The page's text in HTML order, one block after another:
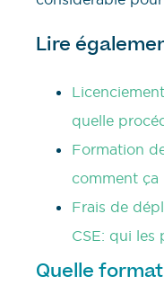
Lire
quelle
Formation
comment ça
Frais de
CSE: qui les
Quelle